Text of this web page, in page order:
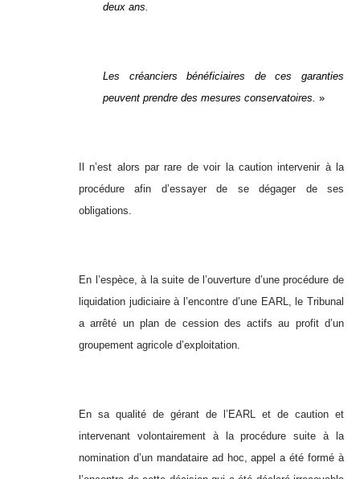
deux ans.
Les créanciers bénéficiaires de ces garanties
peuvent prendre des mesures conservatoires. »
Il n’est alors par rare de voir la caution intervenir à la
procédure afin d’essayer de se dégager de ses
obligations.
En l’espèce, à la suite de l’ouverture d’une procédure de
liquidation judiciaire à l’encontre d’une EARL, le Tribunal
a arrêté un plan de cession des actifs au profit d’un
groupement agricole d’exploitation.
En sa qualité de gérant de l’EARL et de caution et
intervenant volontairement à la procédure suite à la
nomination d’un mandataire ad hoc, appel a été formé à